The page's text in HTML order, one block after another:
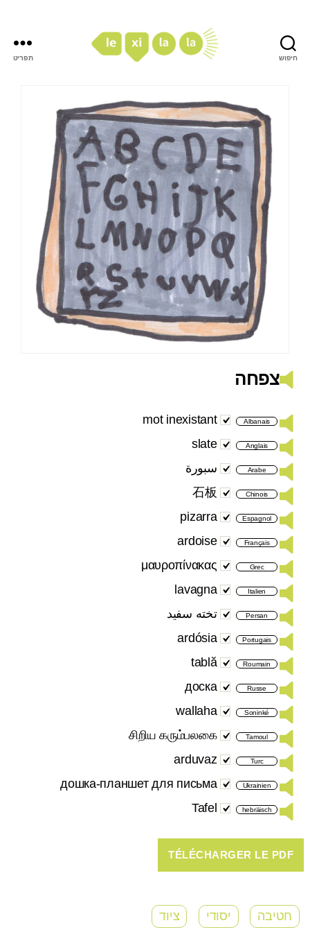
חיפוש תפריט
צפחה
Albanais
mot inexistant
Anglais
slate
Arabe سبورة
Chinois
石板
Espagnol
pizarra
Français
ardoise
Grec
μαυροπίνακας
Italien
lavagna
Persan تخته سفید
Portugais
ardósia
Roumain
tablă
Russe
доска
Soninké
wallaha
Tamoul
சிறிய கரும்பலகை
Turc
arduvaz
Ukrainien
дошка-планшет для письма
hebräisch
Tafel
חטיבה יסודי ציוד